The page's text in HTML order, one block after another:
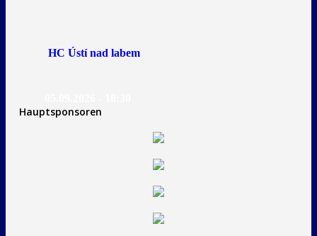
HC Ústí nad labem
Hauptsponsoren